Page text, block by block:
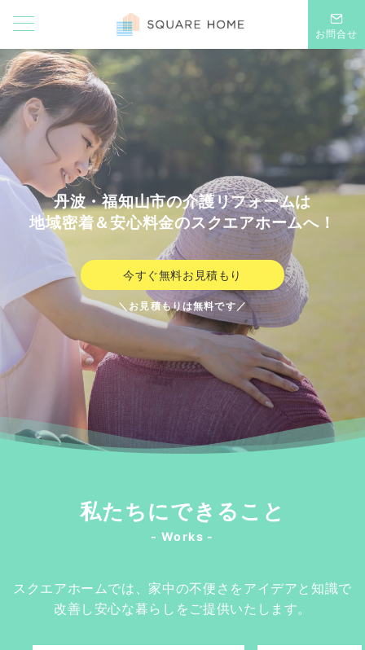
お問合せ
丹波・福知山市の介護リフォームは
地域密着＆安心料金のスクエアホームへ！
今すぐ無料お見積もり
＼お見積もりは無料です／
私たちにできること
- Works -
スクエアホームでは、家中の不便さをアイデアと知識で
改善し安心な暮らしをご提供いたします。